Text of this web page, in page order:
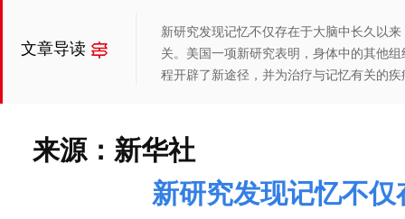
文章导读
新研究发现记忆不仅存在于大脑中长久以
关。美国一项新研究表明，身体中的其他
程开辟了新途径，并为治疗与记忆有关的
来源：新华社
新研究发现记忆不